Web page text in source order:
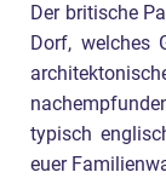
Der britische
Dorf, welches
typisch
euer